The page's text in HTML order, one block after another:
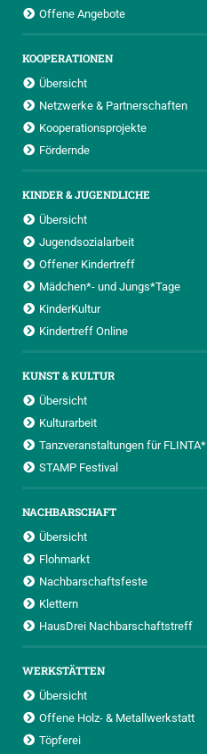
Offene Angebote
KOOPERATIONEN
Übersicht
Netzwerke & Partnerschaften
Kooperationsprojekte
Fördernde
KINDER & JUGENDLICHE
Übersicht
Jugendsozialarbeit
Offener Kindertreff
Mädchen*- und Jungs*Tage
KinderKultur
Kindertreff Online
KUNST & KULTUR
Übersicht
Kulturarbeit
Tanzveranstaltungen für FLINTA*
STAMP Festival
NACHBARSCHAFT
Übersicht
Flohmarkt
Nachbarschaftsfeste
Klettern
HausDrei Nachbarschaftstreff
WERKSTÄTTEN
Übersicht
Offene Holz- & Metallwerkstatt
Töpferei